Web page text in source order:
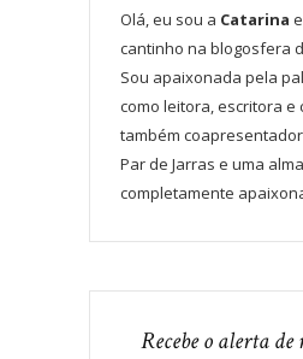
Olá, eu sou a Catarina
cantinho na blogosfera
Sou apaixonada pela
como leitora, escritora e
também
Par de Jarras e uma
completamente
Recebe o alerta de